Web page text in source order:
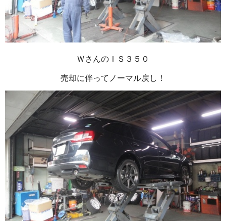
ＷさんのＩＳ３５０
売却に伴ってノーマル戻し！